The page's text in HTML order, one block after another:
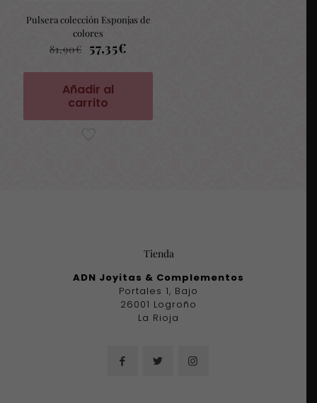
Pulsera colección Esponjas de
colores
81,90€ El
precio
original
era:
81,90€.
57,35€
actual
Añadir al
carrito
Tienda
ADN Joyitas & Complementos
Portales 1, Bajo
26001 Logroño
La Rioja